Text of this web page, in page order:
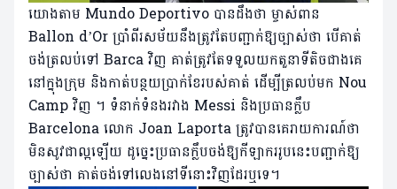
យោងតាម ​​Mundo Deportivo បានដឹងថា ម្ចាស់ពាន
Ballon d’Or ប្រាំពីរសម័យនឹងត្រូវតែបញ្ជាក់ឱ្យច្បាស់ថា បើគាត់
ចង់ត្រលប់ទៅ Barca វិញ គាត់ត្រូវតែទទួលយកតួនាទីតិចជាងគេ
នៅក្នុងក្រុម និងកាត់បន្ថយប្រាក់ខែរបស់គាត់ ដើម្បីត្រលប់មក Nou
Camp វិញ ។ ទំនាក់ទំនងរវាង Messi និងប្រធានក្លឹប
Barcelona លោក Joan Laporta ត្រូវបានគេរាយការណ៍ថា
មិនសូវជាល្អឡើយ ដូច្នេះប្រធានក្លឹបចង់ឱ្យកីឡាកររូបនេះបញ្ជាក់ឱ្យ
ច្បាស់ថា គាត់ចង់ទៅលេងនៅទីនោះវិញដែរឬទេ។